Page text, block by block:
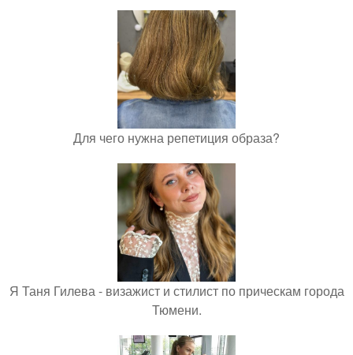
Для чего нужна репетиция образа?
Я Таня Гилева - визажист и стилист по прическам города
Тюмени.